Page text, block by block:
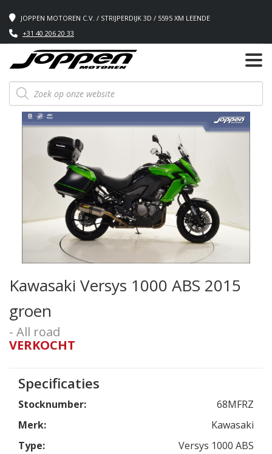
JOPPEN MOTOREN C.V. / STRIJPERDIJK 3D / 5595 XM LEENDE
+31 40 206 20 33
Producten
zoeken
Kawasaki Versys 1000 ABS 2015
groen
- All road
VERKOCHT
Specificaties
Stocknumber:
68MFRZ
Merk:
Kawasaki
Type:
Versys 1000 ABS